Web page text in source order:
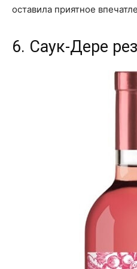
оставила приятное
6. Саук-Дере